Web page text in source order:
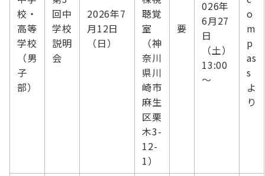
校・
高等
学校
（男
子
部）
回中
学校
説明
会
2026年7
月12日
（日）
聴覚
室
（神
奈川
県川
崎市
麻生
区栗
木3-
12-
1）
要
026年
6月27
日
（土）
13:00
～
o
m
p
as
s
よ
り